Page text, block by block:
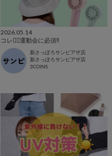
2026.05.14
コレ☝🏻運動会に必須‼️
新さっぽろサンピアザ店
新さっぽろサンピアザ店
3COINS